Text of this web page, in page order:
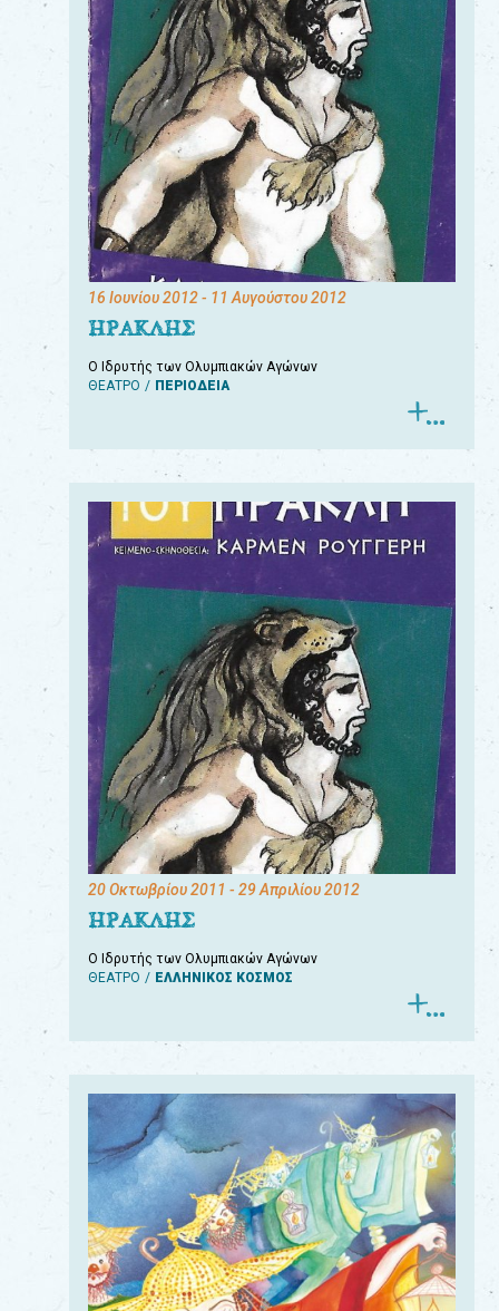
16 Ιουνίου 2012- 11 Αυγούστου 2012
ΗΡΑΚΛΗΣ
Ο Ιδρυτής των Ολυμπιακών Αγώνων
ΘΕΑΤΡΟ
ΠΕΡΙΟΔΕΙΑ
20 Οκτωβρίου 2011 - 29 Απριλίου 2012
ΗΡΑΚΛΗΣ
Ο Ιδρυτής των Ολυμπιακών Αγώνων
ΘΕΑΤΡΟ
ΕΛΛΗΝΙΚΟΣ ΚΟΣΜΟΣ